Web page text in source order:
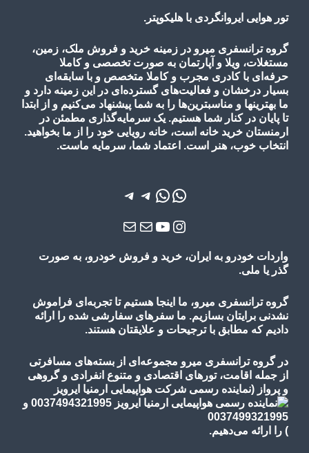
تور هوایی ایروانگردی با هلیکوپتر.
گروه ترانسفری میرو در زمینه خرید و فروش ملک، زمین،
مستغلات، ویلا و آپارتمان به صورت تخصصی و کاملا
حرفه‌ای با کادری مجرب و کاملا متخصص و با سابقه‌ای
بسیار درخشان و فعالیت‌های گسترده‌ای در این زمینه دارد و
ما بهترینها و مناسبترین‌ها را به شما پیشنهاد می‌کنیم و از ابتدا
تا پایان در کنار شما هستیم. یک سرمایه‌گذاری مطمئن در
ارمنستان خرید خانه است، خانه رویایی خود را از ما بخواهید.
انتخاب خوب، هنر است. اعتماد شما، سرمایه ماست.
واتس‌اپ
واتس‌اپ
تلگرامتلگرام
اینستاگرم
یوتیوب
ایمیلایمیل
واردات خودرو به ایران، خرید و فروش خودرو، به صورت
گذر یا ملی.
گروه ترانسفری میرو، ما اینجا هستیم تا تجربه‌ای فراموش
نشدنی برایتان بسازیم. ما سفرهای سفارشی شده را ارائه
دادیم که مطابق با ترجیحات و علایقتان هستند.
در گروه ترانسفری میرو مجموعه‌ای از بسته‌های مسافرتی
از جمله اقامت، تورهای اقتصادی و متنوع انفرادی و گروهی
و پرواز (نماینده رسمی شرکت هواپیمایی ارمنیا ایرویز
) را ارائه می‌دهیم.